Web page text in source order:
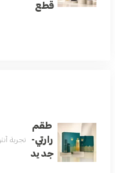
قطع
طقم
رارتي-
جديد
تجربة